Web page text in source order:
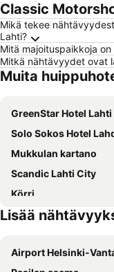
Classic
Mikä tekee
Lahti?
Mitä majoituspaikkoja
Mitkä nähtävyydet ovat
Muita
GreenStar Hotel Lahti
Solo Sokos Hotel Lahden
Mukkulan kartano
Scandic Lahti City
Körri
Place to Sleep Hollola
Lisää
Airport Helsinki-